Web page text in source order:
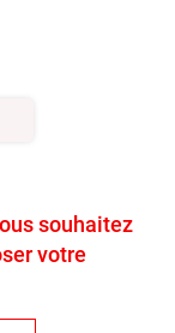
souhaitez
votre